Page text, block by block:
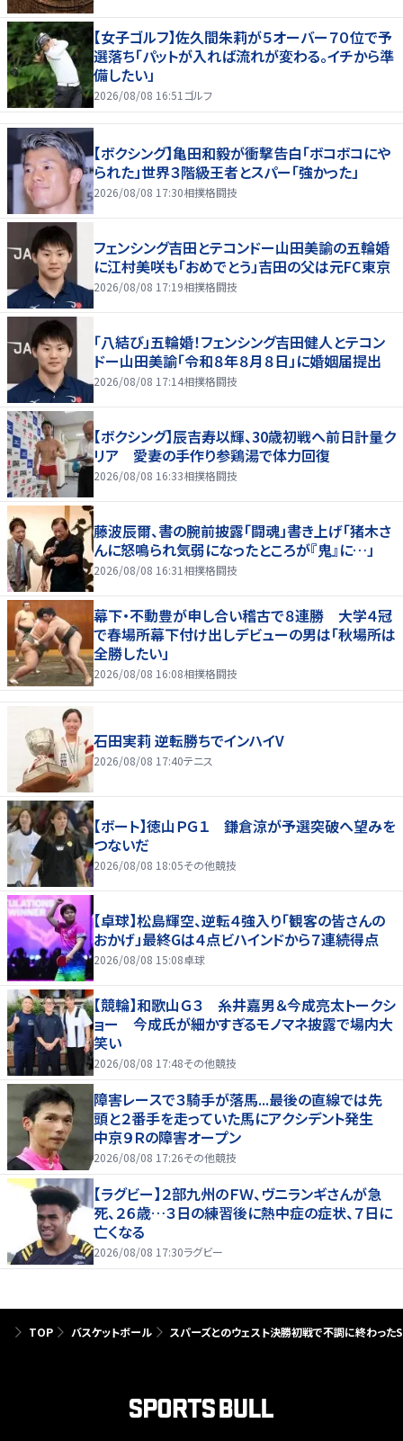
【女子ゴルフ】佐久間朱莉が５オーバー７０位で予
選落ち「パットが入れば流れが変わる。イチから準
備したい」
2026/08/08 16:51 ゴルフ
【ボクシング】亀田和毅が衝撃告白「ボコボコにや
られた」世界３階級王者とスパー「強かった」
2026/08/08 17:30相撲格闘技
フェンシング吉田とテコンドー山田美諭の五輪婚
に江村美咲も「おめでとう」吉田の父は元FC東京
2026/08/08 17:19相撲格闘技
「八結び」五輪婚！フェンシング吉田健人とテコン
ドー山田美諭「令和８年８月８日」に婚姻届提出
2026/08/08 17:14相撲格闘技
【ボクシング】辰吉寿以輝、30歳初戦へ前日計量ク
リア 愛妻の手作り参鶏湯で体力回復
2026/08/08 16:33相撲格闘技
藤波辰爾、書の腕前披露「闘魂」書き上げ「猪木さ
んに怒鳴られ気弱になったところが『鬼』に…」
2026/08/08 16:31 相撲格闘技
幕下・不動豊が申し合い稽古で８連勝 大学４冠
で春場所幕下付け出しデビューの男は「秋場所は
全勝したい」
2026/08/08 16:08相撲格闘技
石田実莉 逆転勝ちでインハイV
2026/08/08 17:40テニス
【ボート】徳山ＰＧ１ 鎌倉涼が予選突破へ望みを
つないだ
2026/08/08 18:05その他競技
【卓球】松島輝空、逆転４強入り「観客の皆さんの
おかげ」最終Gは４点ビハインドから７連続得点
2026/08/08 15:08卓球
【競輪】和歌山Ｇ３ 糸井嘉男＆今成亮太トークシ
ョー 今成氏が細かすぎるモノマネ披露で場内大
笑い
2026/08/08 17:48その他競技
障害レースで３騎手が落馬...最後の直線では先
頭と２番手を走っていた馬にアクシデント発生
中京９Ｒの障害オープン
2026/08/08 17:26その他競技
【ラグビー】２部九州のＦＷ、ヴニランギさんが急
死、２６歳…３日の練習後に熱中症の症状、７日に
亡くなる
2026/08/08 17:30ラグビー
TOP バスケットボール スパーズとのウェスト決勝初戦で不調に終わった